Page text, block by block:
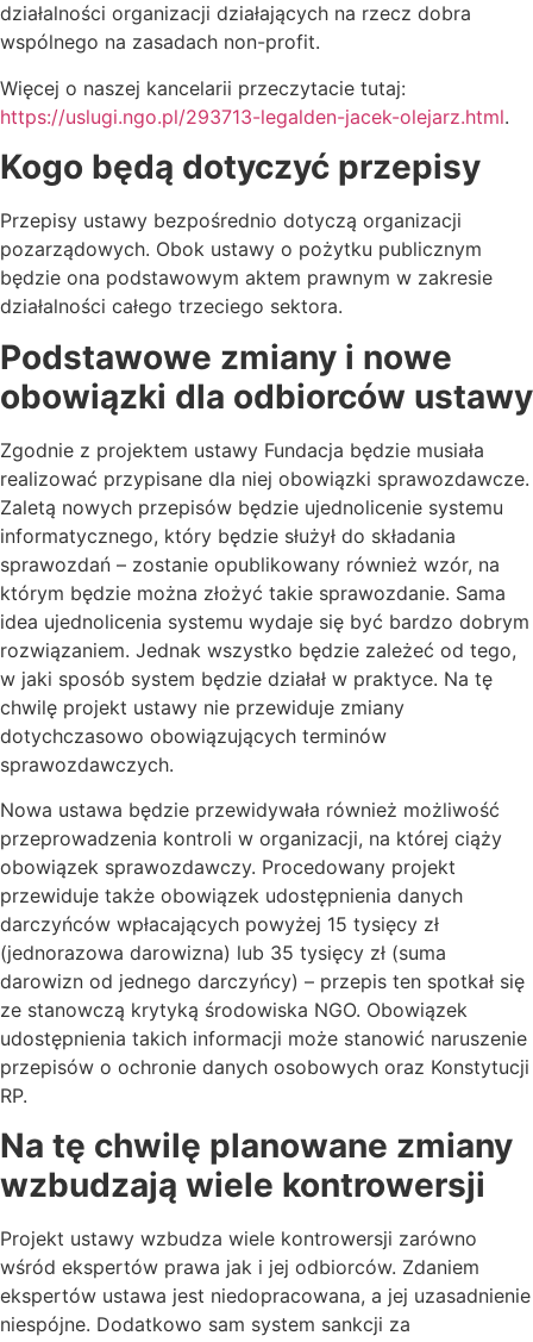
działalności organizacji działających na rzecz dobra
wspólnego na zasadach non-profit.
Więcej o naszej kancelarii przeczytacie tutaj:
https://uslugi.ngo.pl/293713-legalden-jacek-olejarz.html.
Kogo będą dotyczyć przepisy
Przepisy ustawy bezpośrednio dotyczą organizacji
pozarządowych. Obok ustawy o pożytku publicznym
będzie ona podstawowym aktem prawnym w zakresie
działalności całego trzeciego sektora.
Podstawowe zmiany i nowe
obowiązki dla odbiorców ustawy
Zgodnie z projektem ustawy Fundacja będzie musiała
realizować przypisane dla niej obowiązki sprawozdawcze.
Zaletą nowych przepisów będzie ujednolicenie systemu
informatycznego, który będzie służył do składania
sprawozdań – zostanie opublikowany również wzór, na
którym będzie można złożyć takie sprawozdanie. Sama
idea ujednolicenia systemu wydaje się być bardzo dobrym
rozwiązaniem. Jednak wszystko będzie zależeć od tego,
w jaki sposób system będzie działał w praktyce. Na tę
chwilę projekt ustawy nie przewiduje zmiany
dotychczasowo obowiązujących terminów
sprawozdawczych.
Nowa ustawa będzie przewidywała również możliwość
przeprowadzenia kontroli w organizacji, na której ciąży
obowiązek sprawozdawczy. Procedowany projekt
przewiduje także obowiązek udostępnienia danych
darczyńców wpłacających powyżej 15 tysięcy zł
(jednorazowa darowizna) lub 35 tysięcy zł (suma
darowizn od jednego darczyńcy) – przepis ten spotkał się
ze stanowczą krytyką środowiska NGO. Obowiązek
udostępnienia takich informacji może stanowić naruszenie
przepisów o ochronie danych osobowych oraz Konstytucji
RP.
Na tę chwilę planowane zmiany
wzbudzają wiele kontrowersji
Projekt ustawy wzbudza wiele kontrowersji zarówno
wśród ekspertów prawa jak i jej odbiorców. Zdaniem
ekspertów ustawa jest niedopracowana, a jej uzasadnienie
niespójne. Dodatkowo sam system sankcji za